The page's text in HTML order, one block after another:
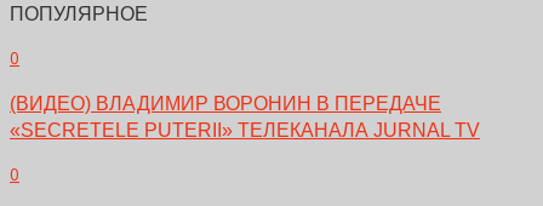
ПОПУЛЯРНОЕ
0
(ВИДЕО) ВЛАДИМИР ВОРОНИН В ПЕРЕДАЧЕ
«SECRETELE PUTERII» ТЕЛЕКАНАЛА JURNAL TV
0